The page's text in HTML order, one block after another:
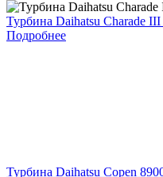
Турбина Daihatsu Charade
Подробнее
Турбина Daihatsu Copen